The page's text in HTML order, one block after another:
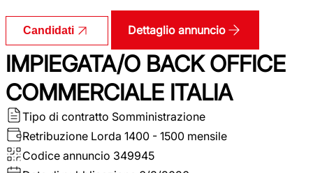
Candidati Dettaglio annuncio
IMPIEGATA/O BACK OFFICE
COMMERCIALE ITALIA
Tipo di contratto Somministrazione
Retribuzione Lorda 1400 - 1500 mensile
Codice annuncio 349945